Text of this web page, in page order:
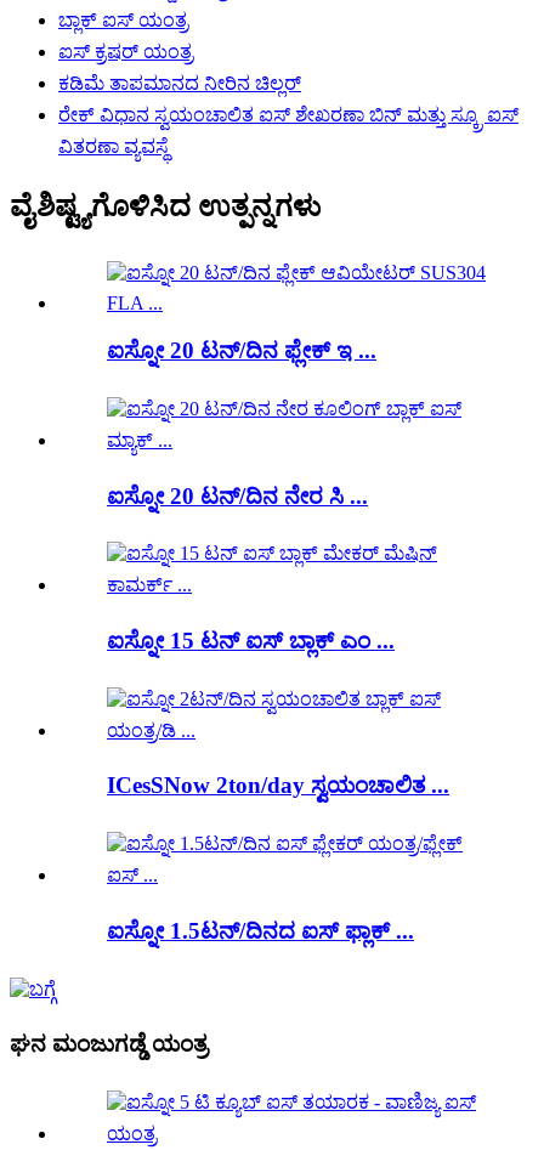
ಬ್ಲಾಕ್ ಐಸ್ ಯಂತ್ರ
ಐಸ್ ಕ್ರಷರ್ ಯಂತ್ರ
ಕಡಿಮೆ ತಾಪಮಾನದ ನೀರಿನ ಚಿಲ್ಲರ್
ರೇಕ್ ವಿಧಾನ ಸ್ವಯಂಚಾಲಿತ ಐಸ್ ಶೇಖರಣಾ ಬಿನ್ ಮತ್ತು ಸ್ಕ್ರೂ ಐಸ್
ವಿತರಣಾ ವ್ಯವಸ್ಥೆ
ವೈಶಿಷ್ಟ್ಯಗೊಳಿಸಿದ ಉತ್ಪನ್ನಗಳು
ಐಸ್ನೋ 20 ಟನ್/ದಿನ ಫ್ಲೇಕ್ ಇ ...
ಐಸ್ನೋ 20 ಟನ್/ದಿನ ನೇರ ಸಿ ...
ಐಸ್ನೋ 15 ಟನ್ ಐಸ್ ಬ್ಲಾಕ್ ಎಂ ...
ICesSNow 2ton/day ಸ್ವಯಂಚಾಲಿತ ...
ಐಸ್ನೋ 1.5ಟನ್/ದಿನದ ಐಸ್ ಫ್ಲಾಕ್ ...
ಘನ ಮಂಜುಗಡ್ಡೆ ಯಂತ್ರ